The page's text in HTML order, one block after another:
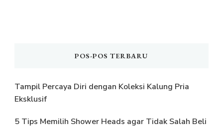
POS-POS TERBARU
Tampil Percaya Diri dengan Koleksi Kalung Pria
Eksklusif
5 Tips Memilih Shower Heads agar Tidak Salah Beli